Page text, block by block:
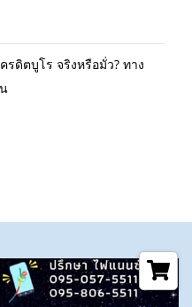
รดิตบูโร จริงหรือมั่ว? ทาง